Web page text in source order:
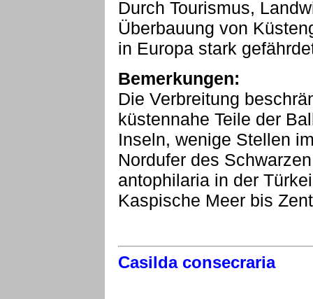
Durch Tourismus,
Überbauung von
in Europa stark
Bemerkungen:
Die Verbreitung
küstennahe Teile der
Inseln, wenige Stellen
Nordufer des
antophilaria in der
Kaspische Meer bis
Casilda consecraria